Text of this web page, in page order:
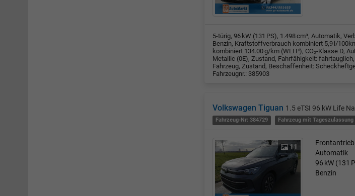
5-türig, 96 kW (131 PS), 1.498 cm³, Automatik,
Benzin, Kraftstoffverbrauch kombiniert 5,9 l/
kombiniert 134.00 g/km (WLTP), CO₂-Klasse D,
Metallic (0E), Zustand, Fahrfähigkeit:
Fahrzeug, Zustand, Beschaffenheit:
Fahrzeugnr.: 385903
Volkswagen Tiguan 1.5 eTSI 96 kW Life
Fahrzeug-Nr: 384729 Fahrzeug mit Tageszulassung
11
Frontantrieb
Automatik
96 kW (131
Benzin